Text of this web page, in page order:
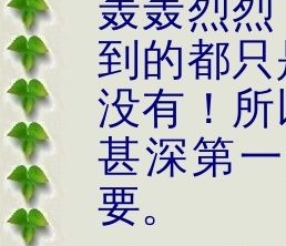
轰轰烈
到的都
没有！
甚深第
要。